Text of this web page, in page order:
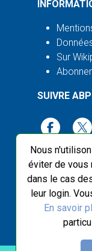
Nous
éviter de vous
dans le cas
leur login.
En savoir
Sur
SUIVRE ABP
2003-2026 ©
Front-end